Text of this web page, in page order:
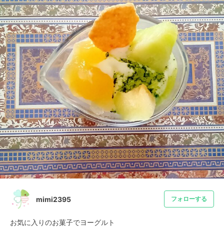
mimi2395 フォローする
お気に入りのお菓子でヨーグルト